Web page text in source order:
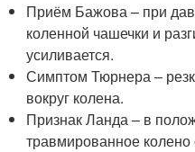
Приём Бажова – при
коленной чашечки и
усиливается.
Симптом Тюрнера –
вокруг колена.
Признак Ланда – в
травмированное